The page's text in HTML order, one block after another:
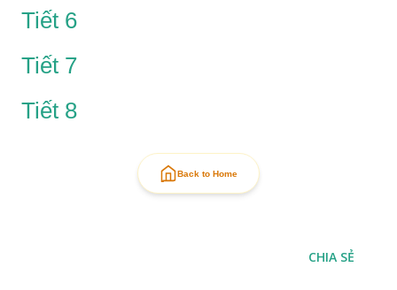
Tiết 6
Tiết 7
Tiết 8
Back to Home
CHIA SẺ